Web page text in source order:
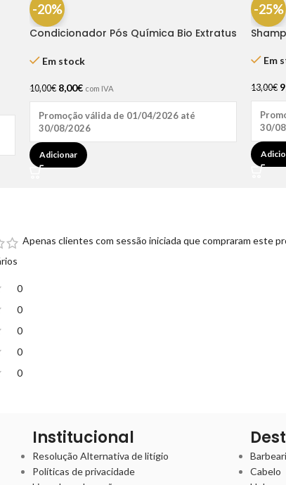
-20%
Condicionador Pós Química Bio Extratus
Em stock
10,00€ 8,00€ com IVA
Promoção válida de 01/04/2026 até
30/08/2026
Adicionar
-25%
Em
13,00€
30/
0
0
0
0
0
Apenas clientes com sessão iniciada que compraram este
Institucional
Resolução Alternativa de litígio
Políticas de privacidade
Cabelo